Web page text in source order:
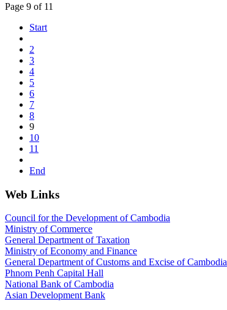
Page 9 of 11
Start
2
3
4
5
6
7
8
9
10
11
End
Web Links
Council for the Development of Cambodia
Ministry of Commerce
General Department of Taxation
Ministry of Economy and Finance
General Department of Customs and Excise of Cambodia
Phnom Penh Capital Hall
National Bank of Cambodia
Asian Development Bank